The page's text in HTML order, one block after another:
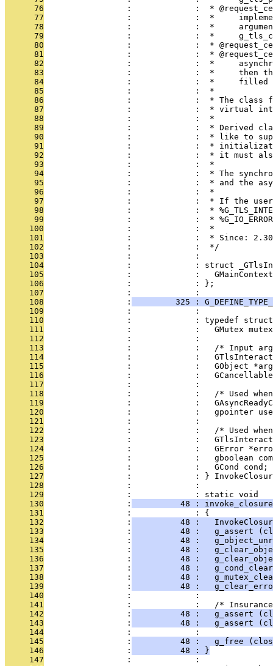
      76
:             :  *
      77
:             :  *
      78
:             :  *
      79
:             :  *
      80
:             :  *
      81
:             :  *
      82
:             :  *
      83
:             :  *     then
      84
:             :  *
      85
                 :             :  *
      86
:             :  * The class
      87
:             :  * virtual
      88
                 :             :  *
      89
:             :  * Derived
      90
:             :  * like to
      91
:             :  *
      92
:             :  * it must
      93
                 :             :  *
      94
:             :  * The
      95
:             :  * and the
      96
                 :             :  *
      97
:             :  * If the
      98
:             :  *
      99
:             :  *
     100
                 :             :  *
     101
                 :             :  * Since: 2.30
     102
                 :             :  */
     103
                 :             :
     104
:             : struct
     105
:             :
     106
                 :             : };
     107
                 :             :
     108
                 :
325 :
     109
                 :             :
     110
:             : typedef
     111
:             :   GMutex
     112
                 :             :
     113
:             :   /* Input
     114
:             :
     115
:             :   GObject
     116
:             :
     117
                 :             :
     118
:             :   /* Used
     119
:             :
     120
:             :   gpointer
     121
                 :             :
     122
:             :   /* Used
     123
:             :
     124
:             :   GError
     125
:             :   gboolean
     126
                 :             :   GCond cond;
     127
:             : }
     128
                 :             :
     129
                 :             : static void
     130
                 :
48 :
     131
                 :             : {
     132
                 :
48 :
     133
                 :
48 :   g_assert
     134
                 :
48 :
     135
                 :
48 :
     136
                 :
48 :
     137
                 :
48 :
     138
                 :
48 :
     139
                 :
48 :
     140
                 :             :
     141
:             :   /*
     142
                 :
48 :   g_assert
     143
                 :
48 :   g_assert
     144
                 :             :
     145
                 :
48 :   g_free
     146
                 :
          48 : }
     147
                 :             :